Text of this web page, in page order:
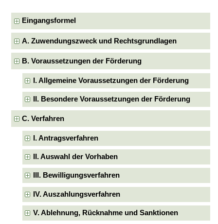
Eingangsformel
A. Zuwendungszweck und Rechtsgrundlagen
B. Voraussetzungen der Förderung
I. Allgemeine Voraussetzungen der Förderung
II. Besondere Voraussetzungen der Förderung
C. Verfahren
I. Antragsverfahren
II. Auswahl der Vorhaben
III. Bewilligungsverfahren
IV. Auszahlungsverfahren
V. Ablehnung, Rücknahme und Sanktionen